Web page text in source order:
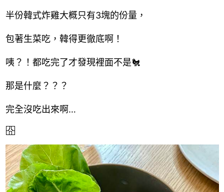
半份韓式炸雞大概只有3塊的份量，
包著生菜吃，韓得更徹底啊！
咦？！都吃完了才發現裡面不是🐔
那是什麼？？？
完全沒吃出來啊…